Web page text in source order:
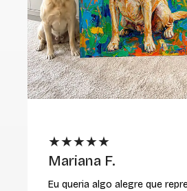
★★★★★
Mariana F.
Eu queria algo alegre que